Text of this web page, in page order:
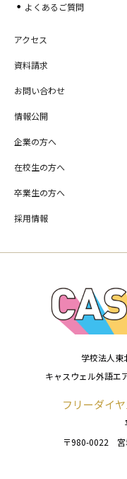
よくあるご質問
アクセス
資料請求
お問い合わせ
情報公開
企業の方へ
在校生の方へ
卒業生の方へ
採用情報
学校法人東
キャスウェル外語エ
フリーダイ
〒980-0022 宮